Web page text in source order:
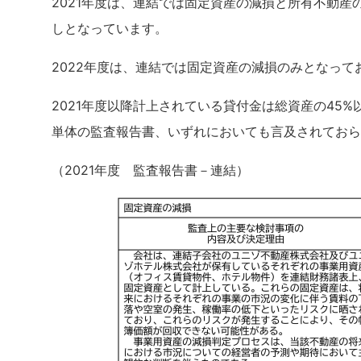
しとなっています。
2022年度は、連結では固定資産の減損のみとなっ
2021年度以降計上されている貸付金は総資産の
単体の監査報告書、いずれにおいても言及されてお
（2021年度 監査報告書－連結）